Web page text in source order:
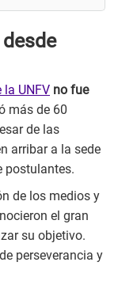
la UNFV no fue
más de 60
de las
arribar a la sede
postulantes.
de los medios y
el gran
su objetivo.
perseverancia y